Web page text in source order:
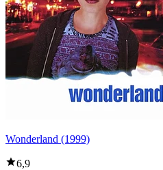
Wonderland (1999)
6,9